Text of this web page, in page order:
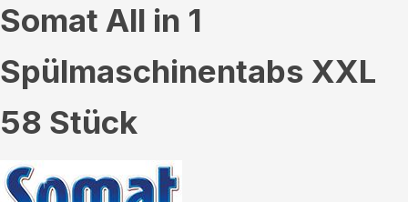
Somat All in 1
Spülmaschinentabs XXL
58 Stück